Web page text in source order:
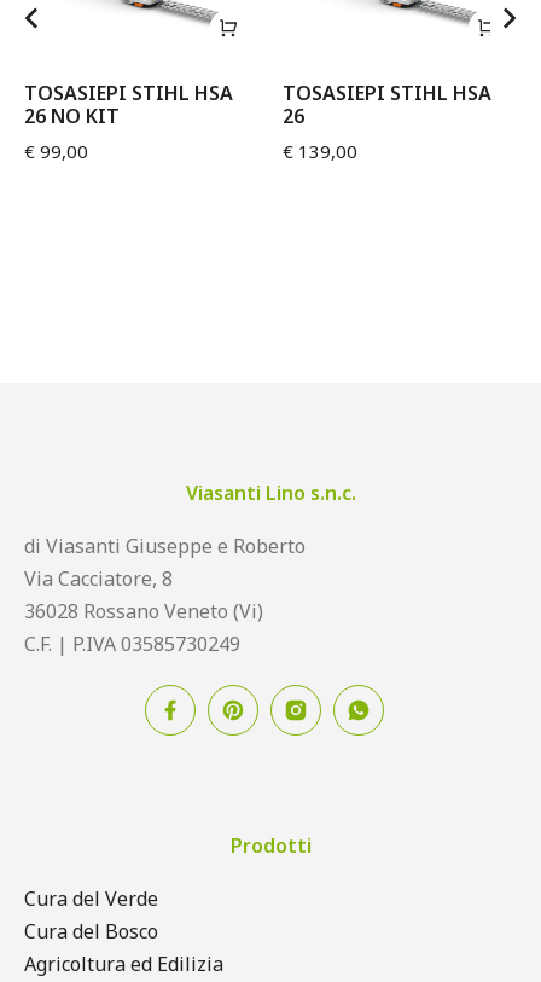
TOSASIEPI STIHL HSA
26 NO KIT
€ 99,00
TOSASIEPI STIHL HSA
26
€ 139,00
Viasanti Lino s.n.c.
di Viasanti Giuseppe e Roberto
Via Cacciatore, 8
36028 Rossano Veneto (Vi)
C.F. | P.IVA 03585730249
Prodotti
Cura del Verde
Cura del Bosco
Agricoltura ed Edilizia